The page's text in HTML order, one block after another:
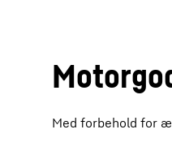
Med forbehold for